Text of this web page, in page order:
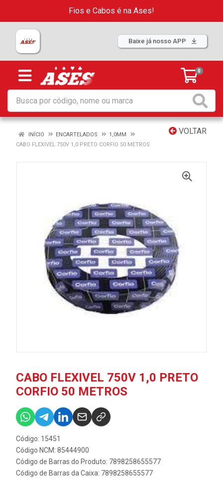
Fios e Cabos é na Ases!
Baixe já nosso APP
0
VOLTAR
INÍCIO ENCARTELADOS
1,0MM
CABO FLEXIVEL 750V 1,0 PRETO CORFIO 50 METROS
CABO FLEXIVEL 750V 1,0 PRETO
CORFIO 50 METROS
Código: 15451
Código NCM: 85444900
Código de Barras do Produto: 7898258655577
Código de Barras da Caixa: 7898258655577